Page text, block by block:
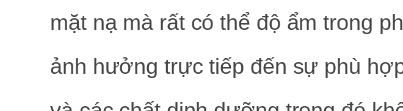
mặt nạ mà rất có thể độ ẩm trong
ảnh hưởng trực tiếp đến sự phù